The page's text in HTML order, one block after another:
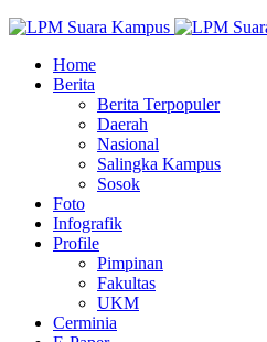
Home
Berita
Berita Terpopuler
Daerah
Nasional
Salingka Kampus
Sosok
Foto
Infografik
Profile
Pimpinan
Fakultas
UKM
Cerminia